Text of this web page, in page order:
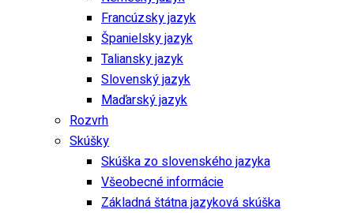
Francúzsky jazyk
Španielsky jazyk
Taliansky jazyk
Slovenský jazyk
Maďarský jazyk
Rozvrh
Skúšky
Skúška zo slovenského jazyka
Všeobecné informácie
Základná štátna jazyková skúška